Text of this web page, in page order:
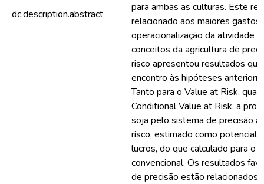
dc.description.abstract
para ambas as culturas. Este
relacionado aos maiores gastos
operacionalização da atividade
conceitos da agricultura de
risco apresentou resultados
encontro às hipóteses
Tanto para o Value at Risk,
Conditional Value at Risk, a
soja pelo sistema de precisão
risco, estimado como potencial
lucros, do que calculado para o
convencional. Os resultados
de precisão estão relacionados